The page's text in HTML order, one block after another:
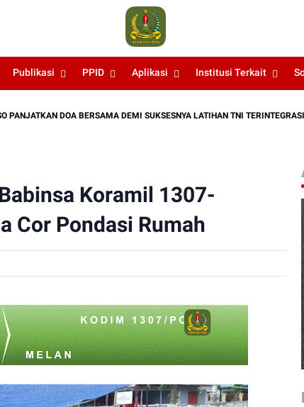
Publikasi PPID Aplikasi Institusi Terkait
DOA BERSAMA DEMI SUKSESNYA LATIHAN TNI TERINTEGRASI TA 2026
Koramil 1307-
Cor Pondasi Rumah